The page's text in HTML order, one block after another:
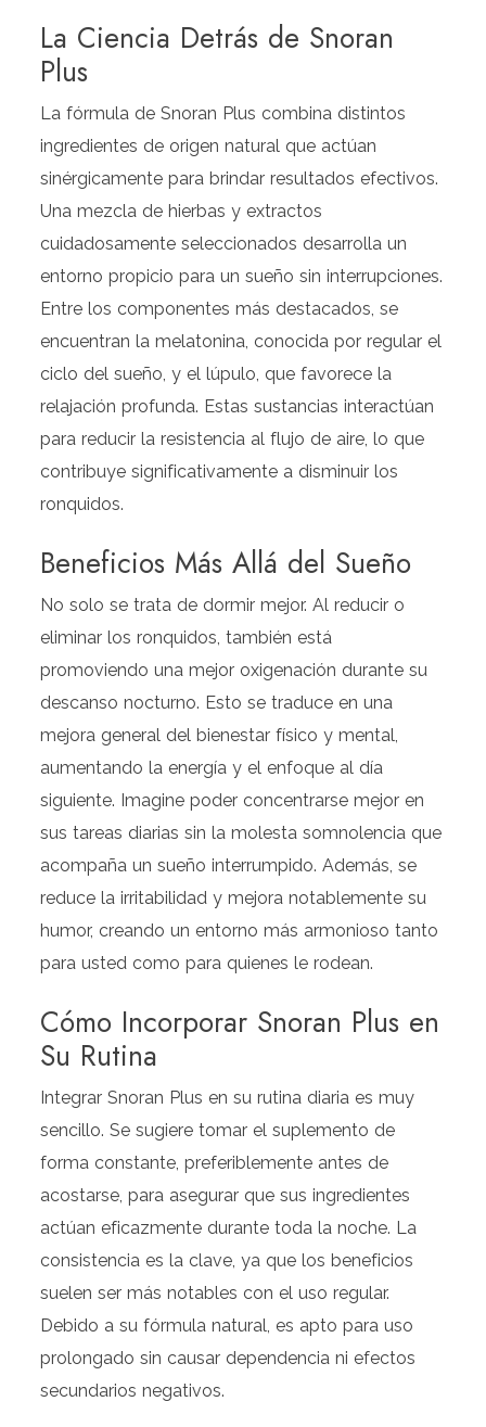
La Ciencia Detrás de Snoran
Plus
La fórmula de Snoran Plus combina distintos
ingredientes de origen natural que actúan
sinérgicamente para brindar resultados efectivos.
Una mezcla de hierbas y extractos
cuidadosamente seleccionados desarrolla un
entorno propicio para un sueño sin interrupciones.
Entre los componentes más destacados, se
encuentran la melatonina, conocida por regular el
ciclo del sueño, y el lúpulo, que favorece la
relajación profunda. Estas sustancias interactúan
para reducir la resistencia al flujo de aire, lo que
contribuye significativamente a disminuir los
ronquidos.
Beneficios Más Allá del Sueño
No solo se trata de dormir mejor. Al reducir o
eliminar los ronquidos, también está
promoviendo una mejor oxigenación durante su
descanso nocturno. Esto se traduce en una
mejora general del bienestar físico y mental,
aumentando la energía y el enfoque al día
siguiente. Imagine poder concentrarse mejor en
sus tareas diarias sin la molesta somnolencia que
acompaña un sueño interrumpido. Además, se
reduce la irritabilidad y mejora notablemente su
humor, creando un entorno más armonioso tanto
para usted como para quienes le rodean.
Cómo Incorporar Snoran Plus en
Su Rutina
Integrar Snoran Plus en su rutina diaria es muy
sencillo. Se sugiere tomar el suplemento de
forma constante, preferiblemente antes de
acostarse, para asegurar que sus ingredientes
actúan eficazmente durante toda la noche. La
consistencia es la clave, ya que los beneficios
suelen ser más notables con el uso regular.
Debido a su fórmula natural, es apto para uso
prolongado sin causar dependencia ni efectos
secundarios negativos.